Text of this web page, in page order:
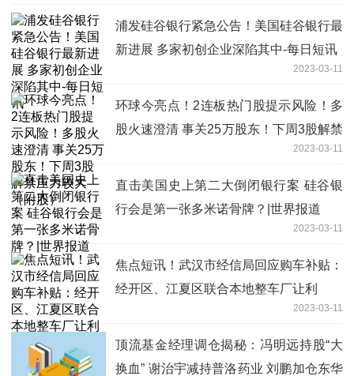
浦发硅谷银行紧急公告！美国硅谷银行最
新进展 多家初创企业深陷其中-每日短讯
2023-03-11
环球今亮点！2连板热门股提示风险！多
股火速澄清 事关25万股东！下周3股解禁
2023-03-11
直击美国史上第二大倒闭银行案 硅谷银
行会是第一张多米诺骨牌？|世界报道
2023-03-11
焦点短讯！武汉市经信局回应购车补贴：
经开区、江夏区联合本地整车厂让利
2023-03-11
顶流基金经理调仓揭秘：冯明远持股“大
换血” 谢治宇减持普洛药业 刘鹏加仓东华